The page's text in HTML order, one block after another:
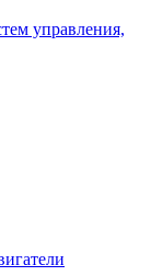
управления,